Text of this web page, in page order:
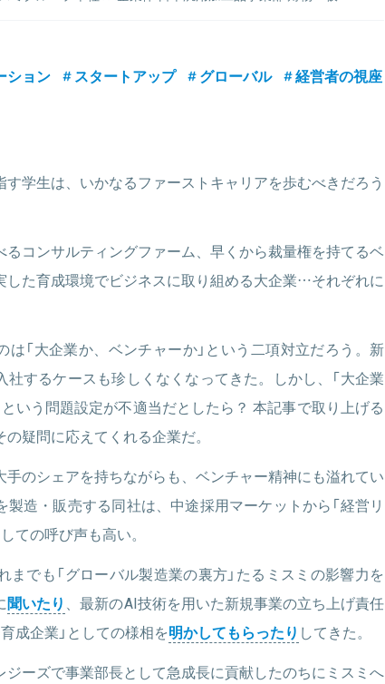
成長を牽引。2017年、株式会社ミスミに入社し、グローバルオ
開に携わり、2019年よりディレクター代行として基幹システム刷
卒業後、株式会社ミスミに新卒入社。研修を経てFA企業体の事
、現在に至る。
ション スタートアップ グローバル 経営者の視座
学生は、いかなるファーストキャリアを歩むべきだろう
るコンサルティングファーム、早くから裁量権を持てるベ
した育成環境でビジネスに取り組める大企業…それぞれに
は「大企業か、ベンチャーか」という二項対立だろう。新
社するケースも珍しくなくなってきた。しかし、「大企業
いう問題設定が不適当だとしたら？ 本記事で取り上げる
疑問に応えてくれる企業だ。
手のシェアを持ちながらも、ベンチャー精神にも溢れてい
製造・販売する同社は、中途採用マーケットから「経営リ
ての呼び声も高い。
までも「グローバル製造業の裏方」たるミスミの影響力を
聞いたり 、最新のAI技術を用いた新規事業の立ち上げ責任
成企業」としての様相を明かしてもらったり してきた。
ジーズで事業部長として急成長に貢献したのちにミスミへ